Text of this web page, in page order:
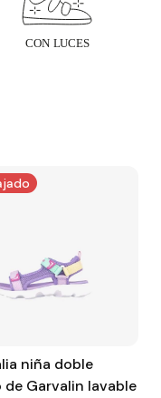
niña doble
Garvalin lavable